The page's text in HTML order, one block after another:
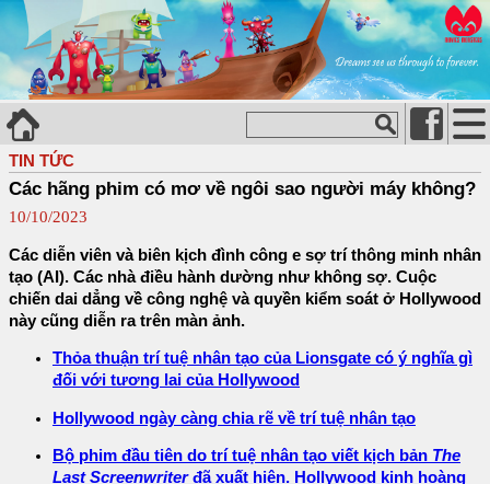
TIN TỨC
Các hãng phim có mơ về ngôi sao người máy không?
10/10/2023
Các diễn viên và biên kịch đình công e sợ trí thông minh nhân
tạo (AI). Các nhà điều hành dường như không sợ. Cuộc
chiến dai dẳng về công nghệ và quyền kiểm soát ở Hollywood
này cũng diễn ra trên màn ảnh.
Thỏa thuận trí tuệ nhân tạo của Lionsgate có ý nghĩa gì
đối với tương lai của Hollywood
Hollywood ngày càng chia rẽ về trí tuệ nhân tạo
Bộ phim đầu tiên do trí tuệ nhân tạo viết kịch bản The
Last Screenwriterđã xuất hiện. Hollywood kinh hoàng